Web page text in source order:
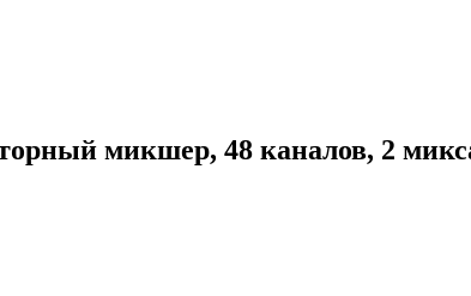
микшер, 48 каналов, 2